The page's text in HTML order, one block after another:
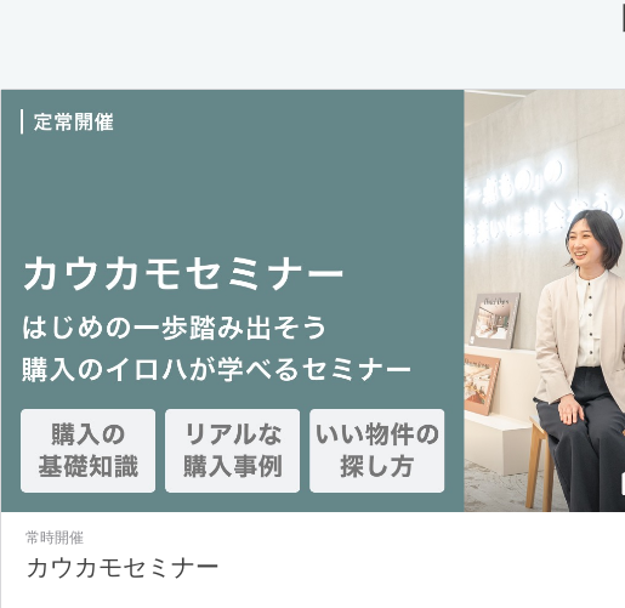
常時開催
カウカモセミナー